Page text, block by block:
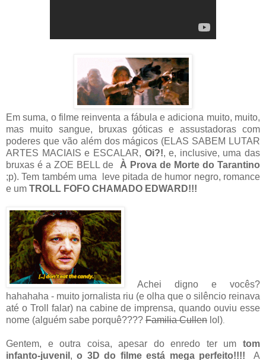
Em suma, o filme reinventa a fábula e adiciona muito, muito,
mas muito sangue, bruxas góticas e assustadoras com
poderes que vão além dos mágicos (ELAS SABEM LUTAR
ARTES MACIAIS e ESCALAR, Oi?!, e, inclusive, uma das
bruxas é a ZOE BELL de À Prova de Morte do Tarantino
;p). Tem também uma leve pitada de humor negro, romance
e um TROLL FOFO CHAMADO EDWARD!!!
Achei digno e vocês?
hahahaha - muito jornalista riu (e olha que o silêncio reinava
até o Troll falar)na cabine de imprensa, quando ouviu esse
nome (alguém sabe porquê???? Familia Cullen lol ).
Gentem, e outra coisa, apesar do enredo ter um tom
infanto-juvenil ,o 3D do filme está mega perfeito!!!! A